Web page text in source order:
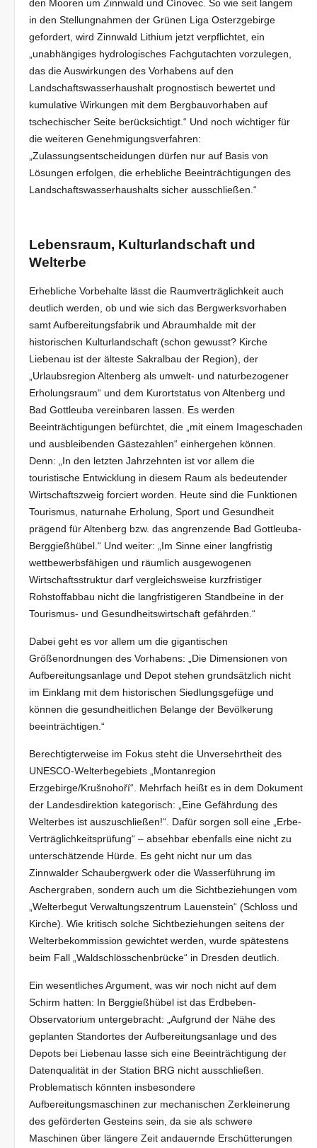
den Mooren um Zinnwald und Cínovec. So wie seit langem
in den Stellungnahmen der Grünen Liga Osterzgebirge
gefordert, wird Zinnwald Lithium jetzt verpflichtet, ein
„unabhängiges hydrologisches Fachgutachten vorzulegen,
das die Auswirkungen des Vorhabens auf den
Landschaftswasserhaushalt prognostisch bewertet und
kumulative Wirkungen mit dem Bergbauvorhaben auf
tschechischer Seite berücksichtigt.“ Und noch wichtiger für
die weiteren Genehmigungsverfahren:
„Zulassungsentscheidungen dürfen nur auf Basis von
Lösungen erfolgen, die erhebliche Beeinträchtigungen des
Landschaftswasserhaushalts sicher ausschließen.“
Lebensraum, Kulturlandschaft und
Welterbe
Erhebliche Vorbehalte lässt die Raumverträglichkeit auch
deutlich werden, ob und wie sich das Bergwerksvorhaben
samt Aufbereitungsfabrik und Abraumhalde mit der
historischen Kulturlandschaft (schon gewusst? Kirche
Liebenau ist der älteste Sakralbau der Region), der
„Urlaubsregion Altenberg als umwelt- und naturbezogener
Erholungsraum“ und dem Kurortstatus von Altenberg und
Bad Gottleuba vereinbaren lassen. Es werden
Beeinträchtigungen befürchtet, die „mit einem Imageschaden
und ausbleibenden Gästezahlen“ einhergehen können.
Denn: „In den letzten Jahrzehnten ist vor allem die
touristische Entwicklung in diesem Raum als bedeutender
Wirtschaftszweig forciert worden. Heute sind die Funktionen
Tourismus, naturnahe Erholung, Sport und Gesundheit
prägend für Altenberg bzw. das angrenzende Bad Gottleuba-
Berggießhübel.“ Und weiter: „Im Sinne einer langfristig
wettbewerbsfähigen und räumlich ausgewogenen
Wirtschaftsstruktur darf vergleichsweise kurzfristiger
Rohstoffabbau nicht die langfristigeren Standbeine in der
Tourismus- und Gesundheitswirtschaft gefährden.“
Dabei geht es vor allem um die gigantischen
Größenordnungen des Vorhabens: „Die Dimensionen von
Aufbereitungsanlage und Depot stehen grundsätzlich nicht
im Einklang mit dem historischen Siedlungsgefüge und
können die gesundheitlichen Belange der Bevölkerung
beeinträchtigen.“
Berechtigterweise im Fokus steht die Unversehrtheit des
UNESCO-Welterbegebiets „Montanregion
Erzgebirge/Krušnohoří“. Mehrfach heißt es in dem Dokument
der Landesdirektion kategorisch: „Eine Gefährdung des
Welterbes ist auszuschließen!“. Dafür sorgen soll eine „Erbe-
Verträglichkeitsprüfung“ – absehbar ebenfalls eine nicht zu
unterschätzende Hürde. Es geht nicht nur um das
Zinnwalder Schaubergwerk oder die Wasserführung im
Aschergraben, sondern auch um die Sichtbeziehungen vom
„Welterbegut Verwaltungszentrum Lauenstein“ (Schloss und
Kirche). Wie kritisch solche Sichtbeziehungen seitens der
Welterbekommission gewichtet werden, wurde spätestens
beim Fall „Waldschlösschenbrücke“ in Dresden deutlich.
Ein wesentliches Argument, was wir noch nicht auf dem
Schirm hatten: In Berggießhübel ist das Erdbeben-
Observatorium untergebracht: „Aufgrund der Nähe des
geplanten Standortes der Aufbereitungsanlage und des
Depots bei Liebenau lasse sich eine Beeinträchtigung der
Datenqualität in der Station BRG nicht ausschließen.
Problematisch könnten insbesondere
Aufbereitungsmaschinen zur mechanischen Zerkleinerung
des geförderten Gesteins sein, da sie als schwere
Maschinen über längere Zeit andauernde Erschütterungen